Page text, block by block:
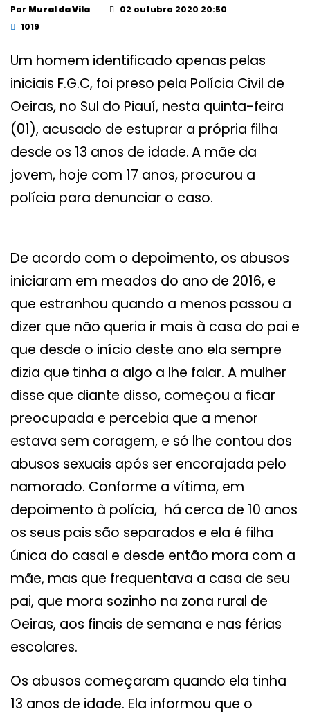
Por Mural da Vila
02 outubro 2020 20:50
1019
Um homem identificado apenas pelas
iniciais F.G.C, foi preso pela Polícia Civil de
Oeiras, no Sul do Piauí, nesta quinta-feira
(01), acusado de estuprar a própria filha
desde os 13 anos de idade.A mãe da
jovem, hoje com 17 anos, procurou a
polícia para denunciar o caso.
De acordo com o depoimento, os abusos
iniciaram em meados do ano de 2016, e
que estranhou quando a menos passou a
dizer que não queria ir mais à casa do pai e
que desde o início deste ano ela sempre
dizia que tinha a algo a lhe falar. A mulher
disse que diante disso, começou a ficar
preocupada e percebia que a menor
estava sem coragem, e só lhe contou dos
abusos sexuais após ser encorajada pelo
namorado. Conforme a vítima, em
depoimento à polícia, há cerca de 10 anos
os seus pais são separados e ela é filha
única do casal e desde então mora com a
mãe, mas que frequentava a casa de seu
pai, que mora sozinho na zona rural de
Oeiras, aos finais de semana e nas férias
escolares.
Os abusos começaram quando ela tinha
13 anos de idade. Ela informou que o